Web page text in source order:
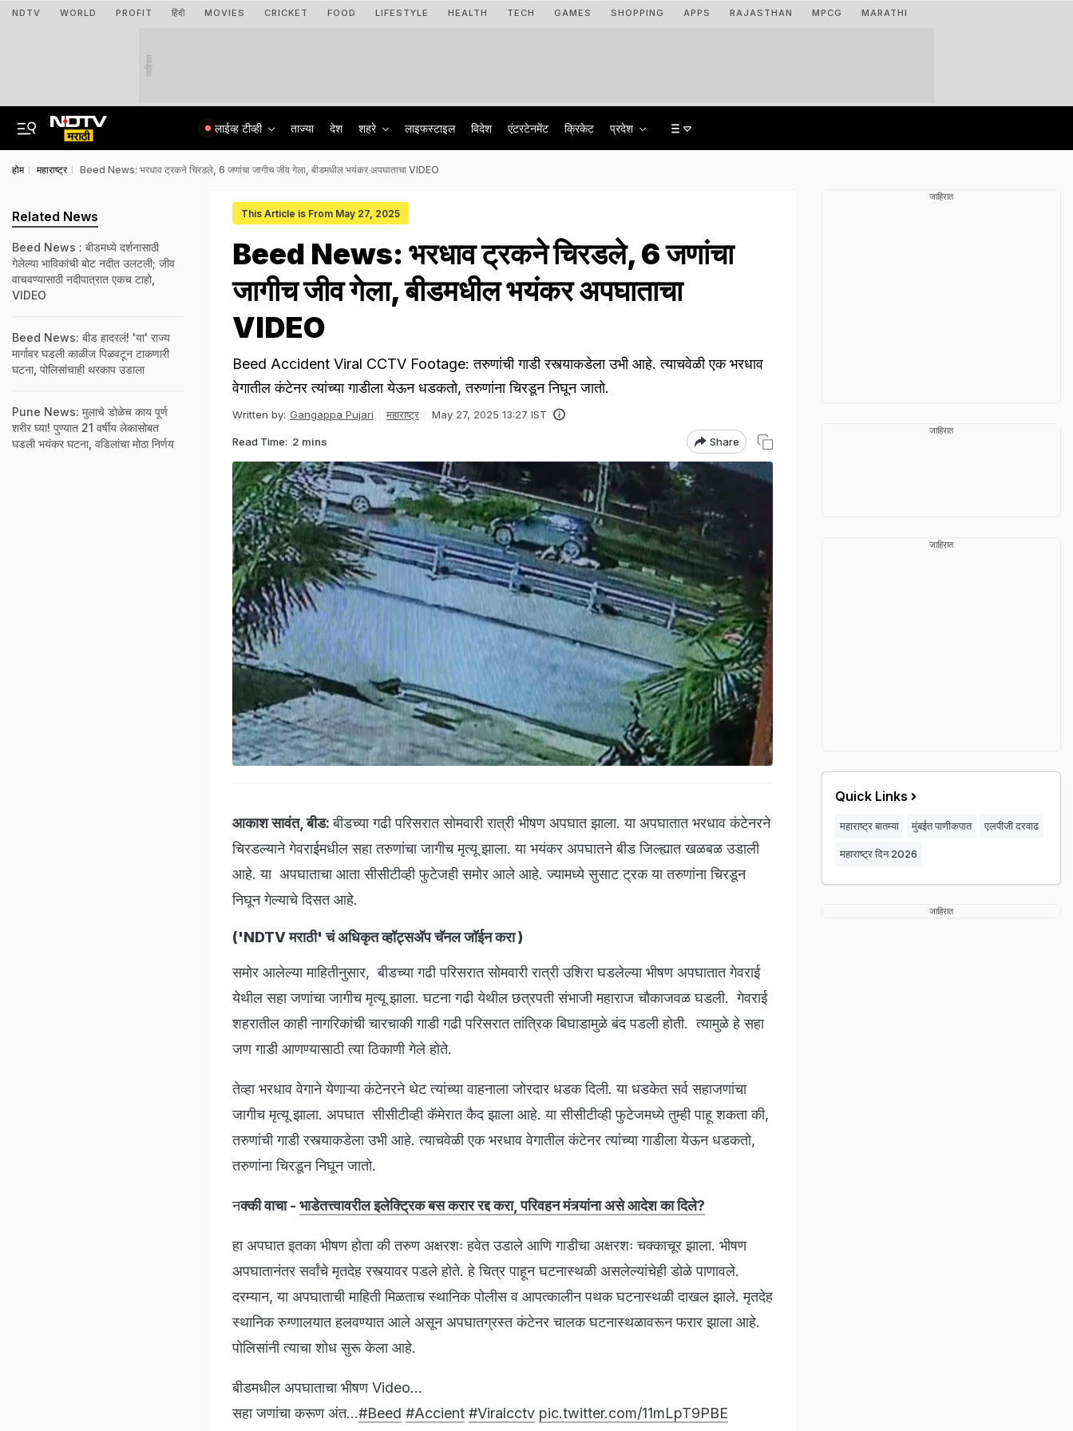
NDTV WORLD PROFIT हिंदी MOVIES CRICKET FOOD LIFESTYLE HEALTH TECH GAMES SHOPPING APPS RAJASTHAN MPCG MARATHI
जाहिरात
लाईव्ह टीव्ही ताज्या देश शहरे लाइफस्टाइल विदेश एंटरटेनमेंट क्रिकेट प्रदेश
होम महाराष्ट्र Beed News: भरधाव ट्रकने चिरडले, 6 जणांचा जागीच जीव गेला, बीडमधील भयंकर अपघाताचा VIDEO
This Article is From May 27, 2025
Beed News: भरधाव ट्रकने चिरडले, 6 जणांचा
जागीच जीव गेला, बीडमधील भयंकर अपघाताचा
VIDEO
Beed Accident Viral CCTV Footage: तरुणांची गाडी रस्त्याकडेला उभी आहे. त्याचवेळी एक भरधाव
वेगातील कंटेनर त्यांच्या गाडीला येऊन धडकतो, तरुणांना चिरडून निघून जातो.
Written by: Gangappa Pujari महाराष्ट्र May 27, 2025 13:27 IST
Read Time: 2 mins Share
आकाश सावंत, बीड:बीडच्या गढी परिसरात सोमवारी रात्री भीषण अपघात झाला. या अपघातात भरधाव कंटेनरने
चिरडल्याने गेवराईमधील सहा तरुणांचा जागीच मृत्यू झाला. या भयंकर अपघातने बीड जिल्ह्यात खळबळ उडाली
आहे. या अपघाताचा आता सीसीटीव्ही फुटेजही समोर आले आहे. ज्यामध्ये सुसाट ट्रक या तरुणांना चिरडून
निघून गेल्याचे दिसत आहे.
('NDTV मराठी' चं अधिकृत व्हॉट्सअ‍ॅप चॅनल जॉईन करा)
समोर आलेल्या माहितीनुसार, बीडच्या गढी परिसरात सोमवारी रात्री उशिरा घडलेल्या भीषण अपघातात गेवराई
येथील सहा जणांचा जागीच मृत्यू झाला. घटना गढी येथील छत्रपती संभाजी महाराज चौकाजवळ घडली. गेवराई
शहरातील काही नागरिकांची चारचाकी गाडी गढी परिसरात तांत्रिक बिघाडामुळे बंद पडली होती. त्यामुळे हे सहा
जण गाडी आणण्यासाठी त्या ठिकाणी गेले होते.
तेव्हा भरधाव वेगाने येणाऱ्या कंटेनरने थेट त्यांच्या वाहनाला जोरदार धडक दिली. या धडकेत सर्व सहाजणांचा
जागीच मृत्यू झाला. अपघात सीसीटीव्ही कॅमेरात कैद झाला आहे. या सीसीटीव्ही फुटेजमध्ये तुम्ही पाहू शकता की,
तरुणांची गाडी रस्त्याकडेला उभी आहे. त्याचवेळी एक भरधाव वेगातील कंटेनर त्यांच्या गाडीला येऊन धडकतो,
तरुणांना चिरडून निघून जातो.
नक्की वाचा - भाडेतत्त्वावरील इलेक्ट्रिक बस करार रद्द करा, परिवहन मंत्र्यांना असे आदेश का दिले?
हा अपघात इतका भीषण होता की तरुण अक्षरशः हवेत उडाले आणि गाडीचा अक्षरशः चक्काचूर झाला. भीषण
अपघातानंतर सर्वांचे मृतदेह रस्त्यावर पडले होते. हे चित्र पाहून घटनास्थळी असलेल्यांचेही डोळे पाणावले.
दरम्यान, या अपघाताची माहिती मिळताच स्थानिक पोलीस व आपत्कालीन पथक घटनास्थळी दाखल झाले. मृतदेह
स्थानिक रुग्णालयात हलवण्यात आले असून अपघातग्रस्त कंटेनर चालक घटनास्थळावरून फरार झाला आहे.
पोलिसांनी त्याचा शोध सुरू केला आहे.
बीडमधील अपघाताचा भीषण Video...
सहा जणांचा करूण अंत...#Beed #Accient #Viralcctv pic.twitter.com/11mLpT9PBE
Related News
Beed News : बीडमध्ये दर्शनासाठी
गेलेल्या भाविकांची बोट नदीत उलटली; जीव
वाचवण्यासाठी नदीपात्रात एकच टाहो,
VIDEO
Beed News: बीड हादरलं! 'या' राज्य
मार्गावर घडली काळीज पिळवटून टाकणारी
घटना, पोलिसांचाही थरकाप उडाला
Pune News: मुलाचे डोळेच काय पूर्ण
शरीर घ्या! पुण्यात 21 वर्षीय लेकासोबत
घडली भयंकर घटना, वडिलांचा मोठा निर्णय
जाहिरात
जाहिरात
जाहिरात
Quick Links
महाराष्ट्र बातम्या मुंबईत पाणीकपात एलपीजी दरवाढ
महाराष्ट्र दिन 2026
जाहिरात